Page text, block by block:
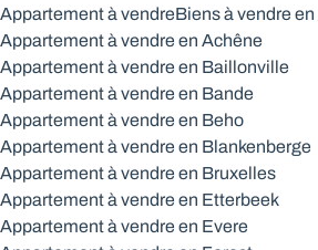
Appartement à vendreBiens à vendre
Appartement à vendre en Achêne
Appartement à vendre en Baillonville
Appartement à vendre en Bande
Appartement à vendre en Beho
Appartement à vendre en Blankenberge
Appartement à vendre en Bruxelles
Appartement à vendre en Etterbeek
Appartement à vendre en Evere